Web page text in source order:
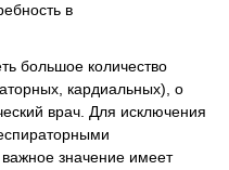
в
большое количество
кардиальных), о
врач. Для исключения
значение имеет